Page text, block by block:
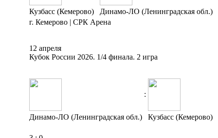
Кузбасс (Кемерово)
Динамо-ЛО (Ленинградская обл.)
г. Кемерово | СРК Арена
12 апреля
Кубок России 2026. 1/4 финала. 2 игра
:
Динамо-ЛО (Ленинградская обл.) Кузбасс (Кемерово)